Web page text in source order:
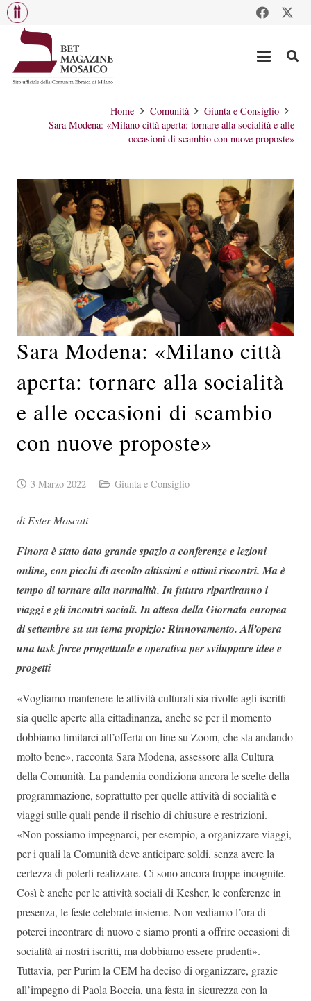
Home Comunità
Giunta e Consiglio
Sara Modena: «Milano città aperta: tornare alla socialità e alle
occasioni di scambio con nuove proposte»
Sara Modena: «Milano città
aperta: tornare alla socialità
e alle occasioni di scambio
con nuove proposte»
3 Marzo 2022 Giunta e Consiglio
di Ester Moscati
Finora è stato dato grande spazio a conferenze e lezioni
online, con picchi di ascolto altissimi e ottimi riscontri. Ma è
tempo di tornare alla normalità. In futuro ripartiranno i
viaggi e gli incontri sociali. In attesa della Giornata europea
di settembre su un tema propizio: Rinnovamento. All’opera
una task force progettuale e operativa per sviluppare idee e
progetti
«Vogliamo mantenere le attività culturali sia rivolte agli iscritti
sia quelle aperte alla cittadinanza, anche se per il momento
dobbiamo limitarci all’offerta on line su Zoom, che sta andando
molto bene», racconta Sara Modena, assessore alla Cultura
della Comunità. La pandemia condiziona ancora le scelte della
programmazione, soprattutto per quelle attività di socialità e
viaggi sulle quali pende il rischio di chiusure e restrizioni.
«Non possiamo impegnarci, per esempio, a organizzare viaggi,
per i quali la Comunità deve anticipare soldi, senza avere la
certezza di poterli realizzare. Ci sono ancora troppe incognite.
Così è anche per le attività sociali di Kesher, le conferenze in
presenza, le feste celebrate insieme. Non vediamo l’ora di
poterci incontrare di nuovo e siamo pronti a offrire occasioni di
socialità ai nostri iscritti, ma dobbiamo essere prudenti».
Tuttavia, per Purim la CEM ha deciso di organizzare, grazie
all’impegno di Paola Boccia, una festa in sicurezza con la